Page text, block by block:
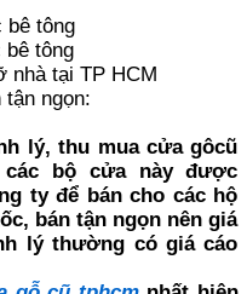
bê tông
bê tông
nhà tại TP HCM
ngọn:
lý, thu mua cửa gôcũ
bộ cửa này được
ty để bán cho các hộ
bán tận ngọn nên giá
lý thường có giá cáo